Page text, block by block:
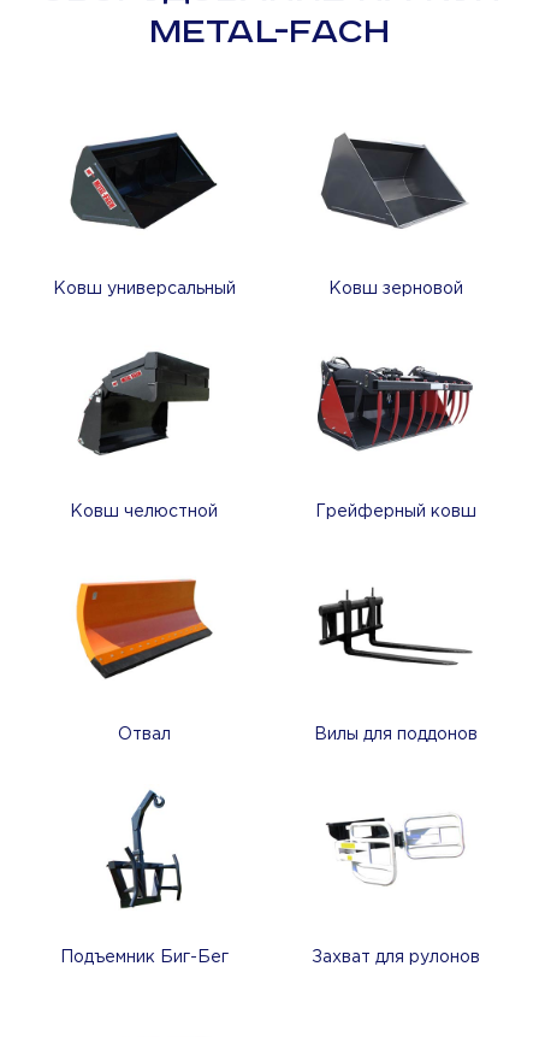
METAL-FACH
Ковш универсальный Ковш зерновой
Ковш челюстной Грейферный ковш
Отвал Вилы для поддонов
Подъемник Биг-Бег Захват для рулонов